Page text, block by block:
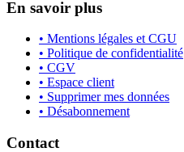
En savoir plus
• Mentions légales et CGU
• Politique de confidentialité
• CGV
• Espace client
• Supprimer mes données
• Désabonnement
Contact